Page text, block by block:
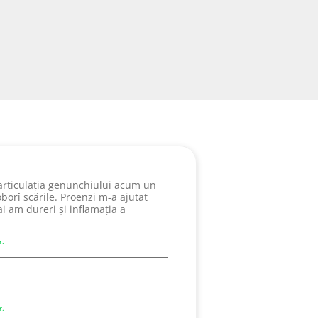
genunchiului acum un
scările. Proenzi m-a ajutat
am dureri și inflamația a